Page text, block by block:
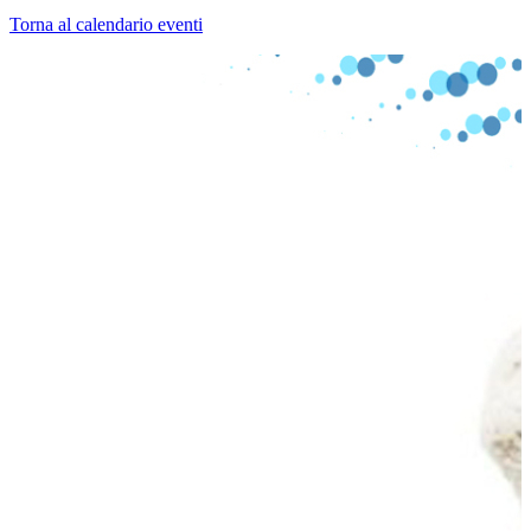
Torna al calendario eventi